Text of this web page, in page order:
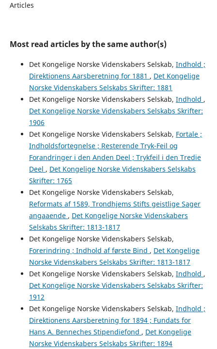
Articles
Most read articles by the same author(s)
Det Kongelige Norske Videnskabers Selskab, Indhold ;
Direktionens Aarsberetning for 1881 , Det Kongelige
Norske Videnskabers Selskabs Skrifter: 1881
Det Kongelige Norske Videnskabers Selskab, Indhold ,
Det Kongelige Norske Videnskabers Selskabs Skrifter:
1906
Det Kongelige Norske Videnskabers Selskab, Fortale ;
Indholdsfortegnelse ; Resterende Tryk-Feil og
Forandringer i den Anden Deel ; Trykfeil i den Tredie
Deel , Det Kongelige Norske Videnskabers Selskabs
Skrifter: 1765
Det Kongelige Norske Videnskabers Selskab,
Reformats af 1589, Trondhjems Stifts geistlige Sager
angaaende , Det Kongelige Norske Videnskabers
Selskabs Skrifter: 1813-1817
Det Kongelige Norske Videnskabers Selskab,
Forerindring ; Indhold af første Bind , Det Kongelige
Norske Videnskabers Selskabs Skrifter: 1813-1817
Det Kongelige Norske Videnskabers Selskab, Indhold ,
Det Kongelige Norske Videnskabers Selskabs Skrifter:
1912
Det Kongelige Norske Videnskabers Selskab, Indhold ;
Direktionens Aarsberetning for 1894 ; Fundats for
Hans A. Benneches Stipendiefond , Det Kongelige
Norske Videnskabers Selskabs Skrifter: 1894